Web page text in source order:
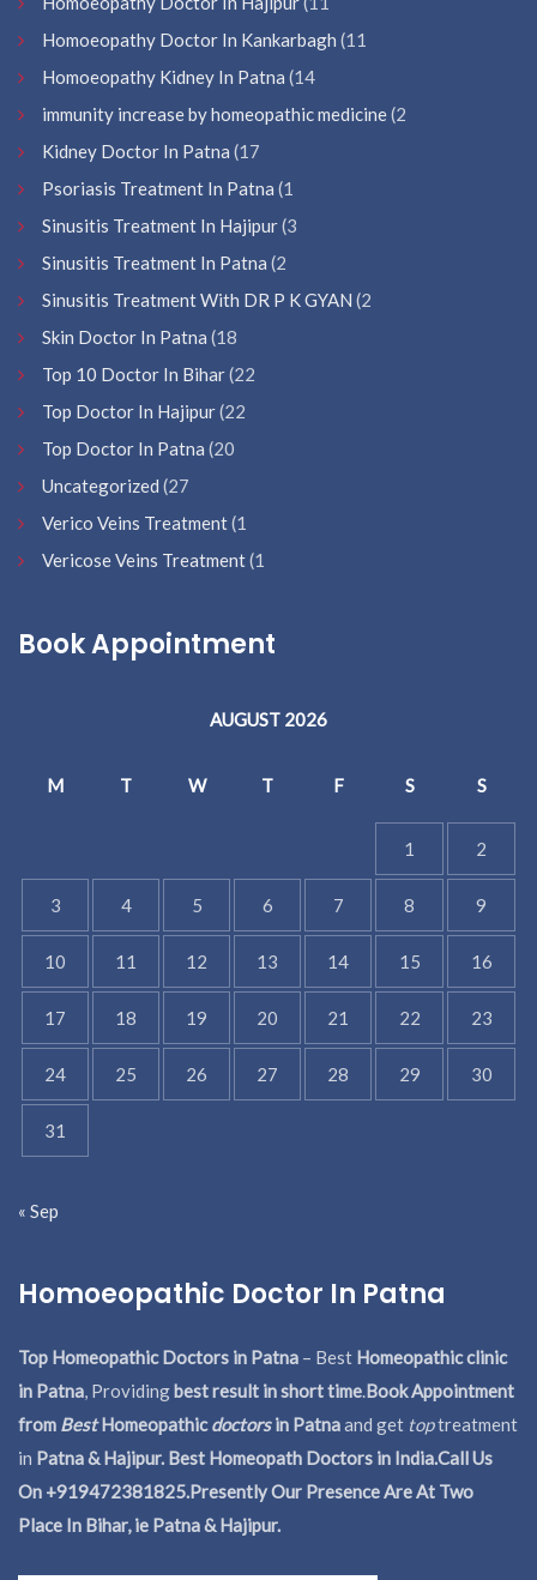
Homoeopathy Doctor In Kankarbagh (11
Homoeopathy Kidney In Patna (14
immunity increase by homeopathic medicine(2
Kidney Doctor In Patna (17
Psoriasis Treatment In Patna (1
Sinusitis Treatment In Hajipur(3
Sinusitis Treatment In Patna (2
Sinusitis Treatment With DR P K GYAN (2
Skin Doctor In Patna (18
Top 10 Doctor In Bihar(22
Top Doctor In Hajipur(22
Top Doctor In Patna (20
Uncategorized (27
Verico Veins Treatment(1
Vericose Veins Treatment(1
Book Appointment
AUGUST 2026
M T W T F S S
1 2
3 4 5 6 7 8 9
10 11 12 13 14 15 16
17 18 19 20 21 22 23
24 25 26 27 28 29 30
31
« Sep
Homoeopathic Doctor In Patna
Top Homeopathic Doctors in Patna – Best Homeopathic clinic
in Patna, Providingbest result in short time.Book Appointment
from BestHomeopathicdoctorsin Patnaand get toptreatment
in Patna & Hajipur. Best Homeopath Doctors in India.Call Us
On +919472381825.Presently Our Presence Are At Two
Place In Bihar, ie Patna & Hajipur.